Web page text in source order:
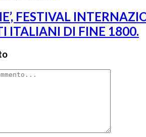
FESTIVAL
ITALIANI DI FINE 1800.